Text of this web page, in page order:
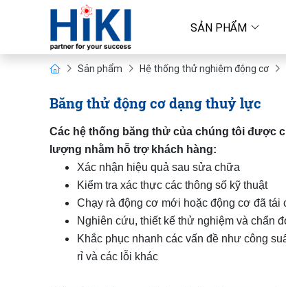
SẢN PHẨM
Sản phẩm Hệ thống thử nghiệm động cơ
Băng thử động cơ dạng thuỷ lực
Các hệ thống băng thử của chúng tôi được
lượng nhằm hỗ trợ khách hàng:
Xác nhận hiệu quả sau sửa chữa
Kiểm tra xác thực các thông số kỹ thuật
Chạy rà động cơ mới hoặc động cơ đã tái
Nghiên cứu, thiết kế thử nghiệm và chẩn
Khắc phục nhanh các vấn đề như công
rỉ và các lỗi khác